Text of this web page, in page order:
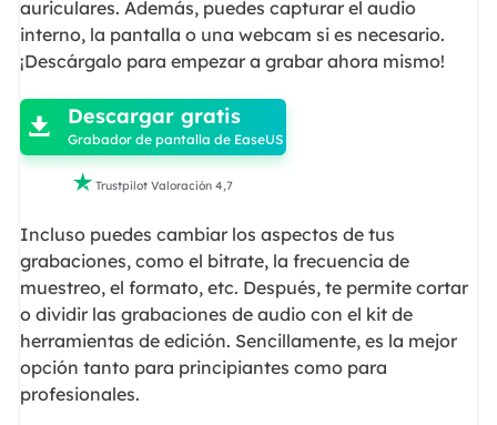
auriculares. Además, puedes capturar el audio
interno, la pantalla o una webcam si es necesario.
¡Descárgalo para empezar a grabar ahora mismo!

 Descargar gratis
Grabador de pantalla de EaseUS
 Trustpilot Valoración 4,7
Incluso puedes cambiar los aspectos de tus
grabaciones, como el bitrate, la frecuencia de
muestreo, el formato, etc. Después, te permite cortar
o dividir las grabaciones de audio con el kit de
herramientas de edición. Sencillamente, es la mejor
opción tanto para principiantes como para
profesionales.